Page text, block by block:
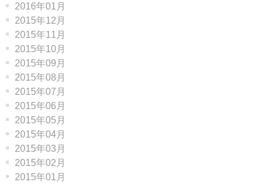
2016年01月
2015年12月
2015年11月
2015年10月
2015年09月
2015年08月
2015年07月
2015年06月
2015年05月
2015年04月
2015年03月
2015年02月
2015年01月